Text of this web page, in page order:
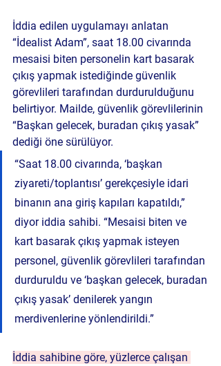
İddia edilen uygulamayı anlatan
“İdealist Adam”, saat 18.00 civarında
mesaisi biten personelin kart basarak
çıkış yapmak istediğinde güvenlik
görevlileri tarafından durdurulduğunu
belirtiyor. Mailde, güvenlik görevlilerinin
“Başkan gelecek, buradan çıkış yasak”
dediği öne sürülüyor.
“Saat 18.00 civarında, ‘başkan
ziyareti/toplantısı’ gerekçesiyle idari
binanın ana giriş kapıları kapatıldı,”
diyor iddia sahibi. “Mesaisi biten ve
kart basarak çıkış yapmak isteyen
personel, güvenlik görevlileri tarafından
durduruldu ve ‘başkan gelecek, buradan
çıkış yasak’ denilerek yangın
merdivenlerine yönlendirildi.”
İddia sahibine göre, yüzlerce çalışan